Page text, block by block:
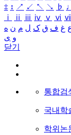
‡ ↕ ↗ ↙ ↖ ↘ ♭ ♩
ⅰ
ⅱ ⅲ ⅳ ⅴ ⅵ ⅶ
ع غ ف ق ک ل م ن ه
و ی
닫기
통합검
국내학
학위논